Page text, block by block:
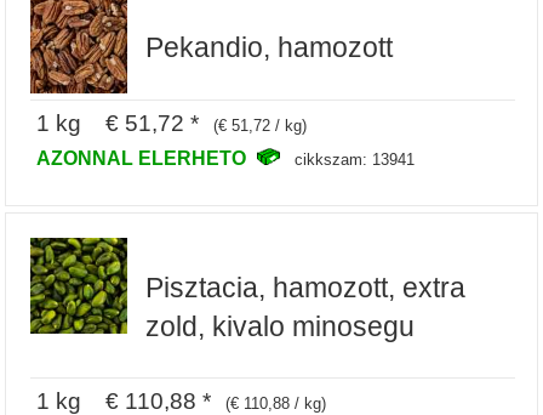
Pekandio, hamozott
1 kg € 51,72 * (€ 51,72 / kg)
AZONNAL ELERHETO cikkszam: 13941
Pisztacia, hamozott, extra
zold, kivalo minosegu
1 kg € 110,88 * (€ 110,88 / kg)